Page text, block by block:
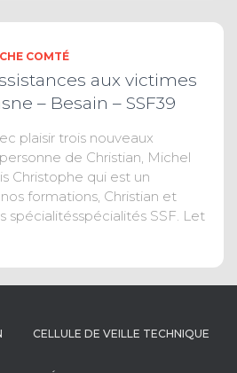
COMTÉ
aux victimes
– Besain – SSF39
plaisir trois nouveaux
de Christian, Michel
Christophe qui est un
formations, Christian et
spécialitésspécialités SSF. Let
CELLULE DE VEILLE TECHNIQUE